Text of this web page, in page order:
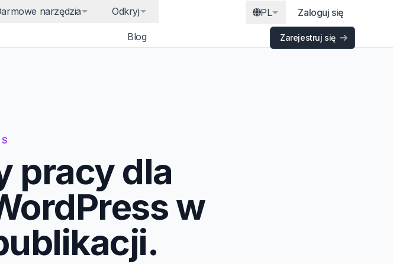
narzędzia Odkryj
Blog
PL Zaloguj się
Zarejestruj się
pracy dla
w